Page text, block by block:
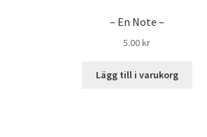
– En Note –
5.00kr
Lägg till i varukorg